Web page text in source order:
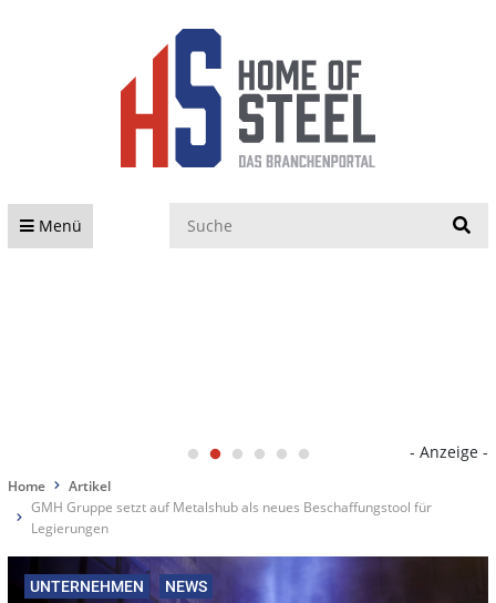
Menü
- Anzeige -
Home
Artikel
GMH Gruppe setzt auf Metalshub als neues Beschaffungstool für
Legierungen
UNTERNEHMEN NEWS